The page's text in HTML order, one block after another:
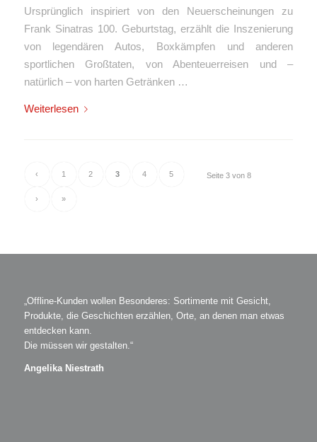
Ursprünglich inspiriert von den Neuerscheinungen zu
Frank Sinatras 100. Geburtstag, erzählt die Inszenierung
von legendären Autos, Boxkämpfen und anderen
sportlichen Großtaten, von Abenteuerreisen und –
natürlich – von harten Getränken …
Weiterlesen
Seite 3 von 8
‹ 1 2 3 4 5
› »
„Offline-Kunden wollen Besonderes: Sortimente mit Gesicht,
Produkte, die Geschichten erzählen, Orte, an denen man etwas
entdecken kann.
Die müssen wir gestalten.“
Angelika Niestrath